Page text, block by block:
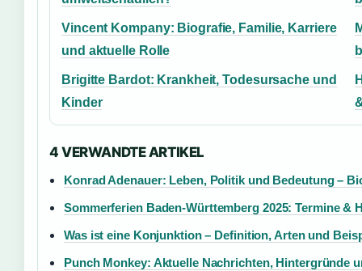
Vincent Kompany: Biografie, Familie, Karriere
und aktuelle Rolle
Brigitte Bardot: Krankheit, Todesursache und
Kinder
4 VERWANDTE ARTIKEL
Konrad Adenauer: Leben, Politik und Bedeutung –
Sommerferien Baden-Württemberg 2025: Termine &
Was ist eine Konjunktion – Definition, Arten und
Punch Monkey: Aktuelle Nachrichten, Hintergründe